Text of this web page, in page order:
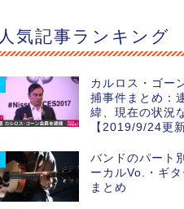
人気記事ランキング
カルロス・ゴー
捕事件まとめ：
緯、現在の状況
【2019/9/24更新
バンドのパート
ーカルVo.・ギタ
まとめ